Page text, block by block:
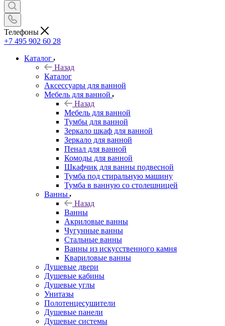
Телефоны
+7 495 902 60 28
Каталог
Назад
Каталог
Аксессуары для ванной
Мебель для ванной
Назад
Мебель для ванной
Тумбы для ванной
Зеркало шкаф для ванной
Зеркало для ванной
Пенал для ванной
Комоды для ванной
Шкафчик для ванны подвесной
Тумба под стиральную машину
Тумба в ванную со столешницей
Ванны
Назад
Ванны
Акриловые ванны
Чугунные ванны
Стальные ванны
Ванны из искусственного камня
Квариловые ванны
Душевые двери
Душевые кабины
Душевые углы
Унитазы
Полотенцесушители
Душевые панели
Душевые системы